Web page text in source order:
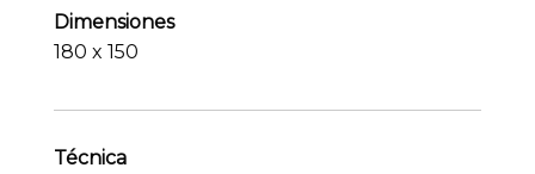
Dimensiones
180 x 150
Técnica